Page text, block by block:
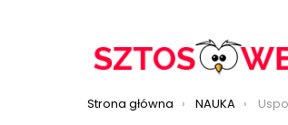
Jesteś tutaj:
Strona główna NAUKA